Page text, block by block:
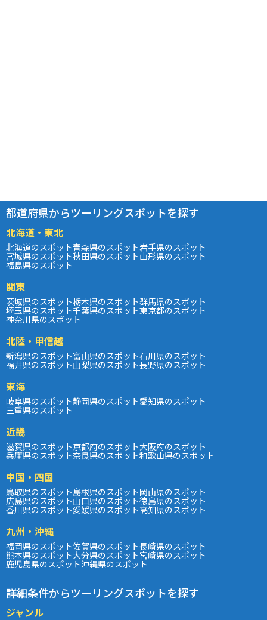
都道府県からツーリングスポットを探す
北海道・東北
北海道のスポット青森県のスポット岩手県のスポット
宮城県のスポット秋田県のスポット山形県のスポット
福島県のスポット
関東
茨城県のスポット栃木県のスポット群馬県のスポット
埼玉県のスポット千葉県のスポット東京都のスポット
神奈川県のスポット
北陸・甲信越
新潟県のスポット富山県のスポット石川県のスポット
福井県のスポット山梨県のスポット長野県のスポット
東海
岐阜県のスポット静岡県のスポット愛知県のスポット
三重県のスポット
近畿
滋賀県のスポット京都府のスポット大阪府のスポット
兵庫県のスポット奈良県のスポット和歌山県のスポット
中国・四国
鳥取県のスポット島根県のスポット岡山県のスポット
広島県のスポット山口県のスポット徳島県のスポット
香川県のスポット愛媛県のスポット高知県のスポット
九州・沖縄
福岡県のスポット佐賀県のスポット長崎県のスポット
熊本県のスポット大分県のスポット宮崎県のスポット
鹿児島県のスポット沖縄県のスポット
詳細条件からツーリングスポットを探す
ジャンル